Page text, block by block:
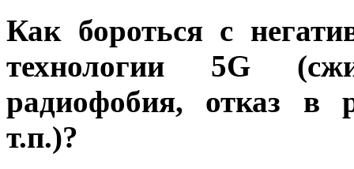
Как бороться с
технологии 5G
радиофобия, отказ в
т.п.)?